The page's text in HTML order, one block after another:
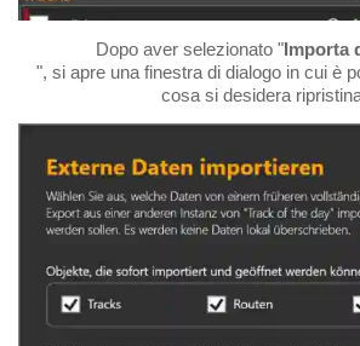
Dopo aver selezionato "Importa
", si apre una finestra di dialogo in cui è
cosa si desidera